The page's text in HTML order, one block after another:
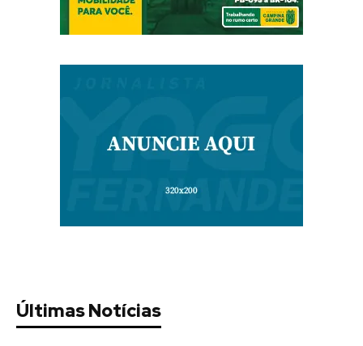
Últimas Notícias